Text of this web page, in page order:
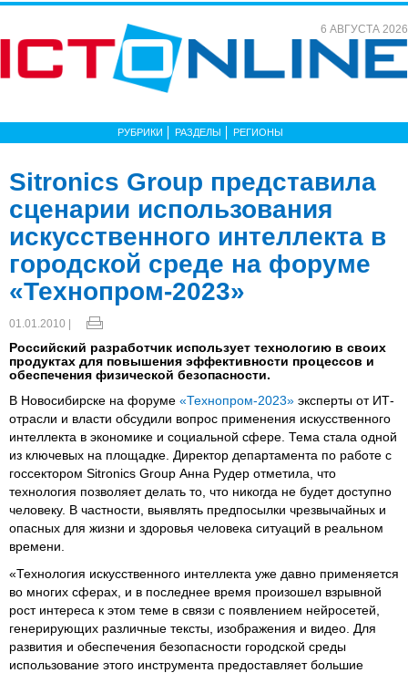
6 АВГУСТА 2026
РУБРИКИ РАЗДЕЛЫ РЕГИОНЫ
Sitronics Group представила
сценарии использования
искусственного интеллекта в
городской среде на форуме
«Технопром-2023»
01.01.2010 |
Российский разработчик использует технологию в своих
продуктах для повышения эффективности процессов и
обеспечения физической безопасности.
В Новосибирске на форуме «Технопром-2023» эксперты от ИТ-
отрасли и власти обсудили вопрос применения искусственного
интеллекта в экономике и социальной сфере. Тема стала одной
из ключевых на площадке. Директор департамента по работе с
госсектором Sitronics Group Анна Рудер отметила, что
технология позволяет делать то, что никогда не будет доступно
человеку. В частности, выявлять предпосылки чрезвычайных и
опасных для жизни и здоровья человека ситуаций в реальном
времени.
«Технология искусственного интеллекта уже давно применяется
во многих сферах, и в последнее время произошел взрывной
рост интереса к этом теме в связи с появлением нейросетей,
генерирующих различные тексты, изображения и видео. Для
развития и обеспечения безопасности городской среды
использование этого инструмента предоставляет большие